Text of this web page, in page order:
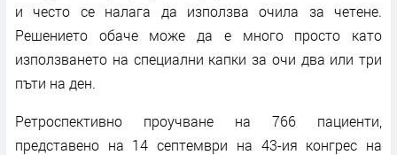
и често се налага да използва очила за четене.
Решението обаче може да е много просто като
използването на специални капки за очи два или три
пъти на ден.
Ретроспективно проучване на 766 пациенти,
представено на 14 септември на 43-ия конгрес на